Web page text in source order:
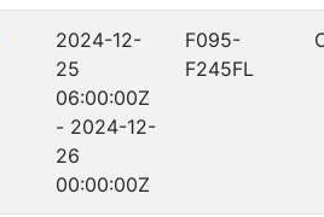
2024-12-
25
06:00:00Z
- 2024-12-
26
00:00:00Z
F095-
F245FL